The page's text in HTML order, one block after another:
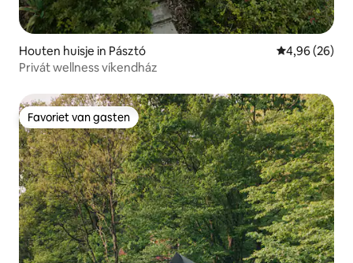
Houten huisje in Pásztó Gemiddelde
4,96 (26)
Privát wellness víkendház
Favoriet van gasten
Favoriet van gasten